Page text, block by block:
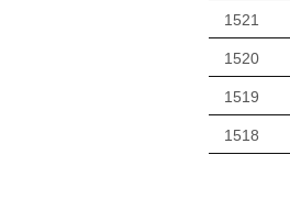
1521
1520
1519
1518